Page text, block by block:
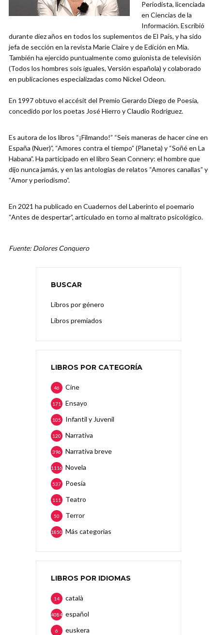
Periodista, licenciada
en Ciencias de la
Información. Escribió
durante diez años en todos los suplementos de El País, y ha sido
jefa de sección en la revista Marie Claire y de Edición en Mía.
También ha ejercido puntualmente como guionista de televisión
(Todos los hombres sois iguales, Versión española) y colaborado
en publicaciones especializadas como Nickel Odeon.
En 1997 obtuvo el accésit del Premio Gerardo Diego de Poesía,
concedido por los poetas José Hierro y Claudio Rodríguez.
Es autora de los libros “¡Filmando!” “Seis maneras de hacer cine en
España (Nuer)”, “Amores contra el tiempo” (Planeta) y “Soñé en La
Habana”. Ha participado en el libro Sean Connery: el hombre que
dijo nunca jamás, y en las antologías de relatos “Amores canallas” y
“Amor y periodismo”.
En 2021 ha publicado en Cuadernos del Laberinto el poemario
“Antes de despertar”, articulado en torno al maltrato psicológico.
Fuente: Dolores Conquero
BUSCAR
Libros por género
Libros premiados
LIBROS POR CATEGORÍA
Cine
46
Ensayo
171
Infantil y Juvenil
105
Narrativa
120
Narrativa breve
396
Novela
1116
Poesía
537
Teatro
111
Terror
50
Más categorias
1850
LIBROS POR IDIOMAS
català
14
español
4084
euskera
6